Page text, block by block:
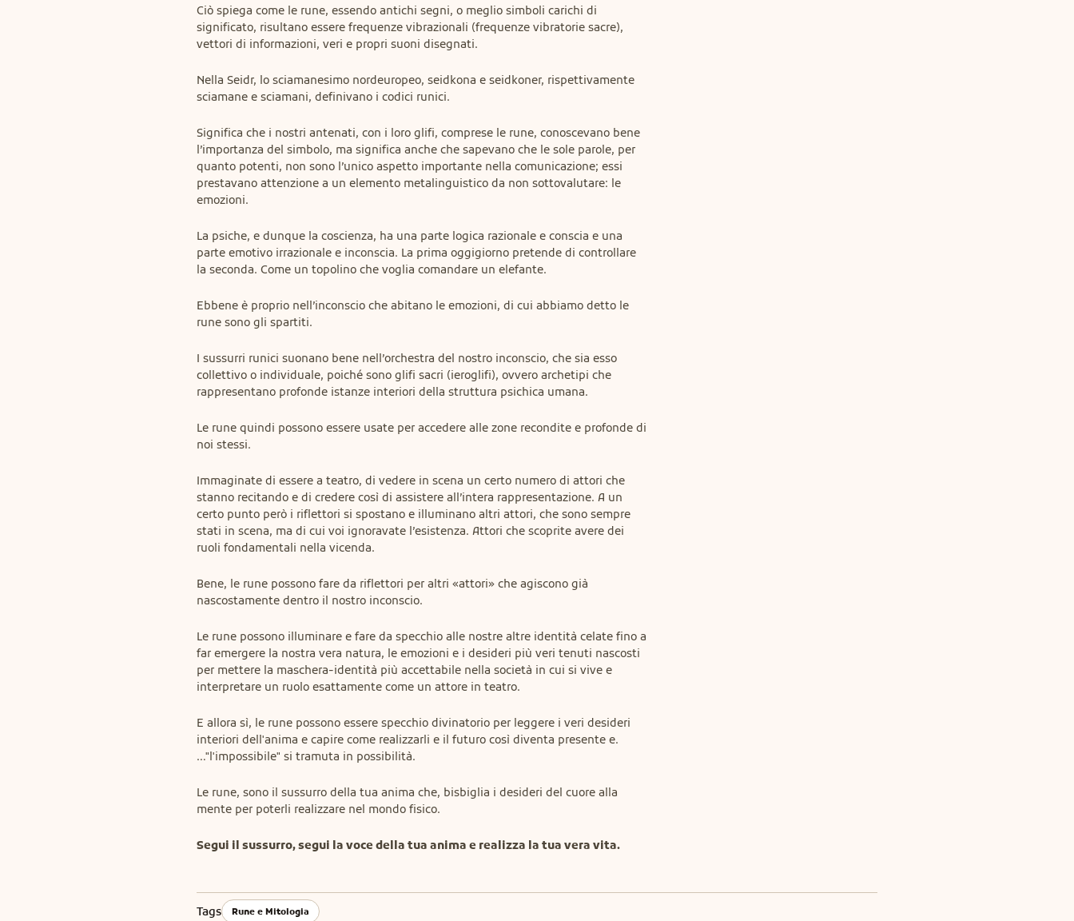
Ciò spiega come le rune, essendo antichi segni, o meglio simboli carichi di
significato, risultano essere frequenze vibrazionali (frequenze vibratorie sacre),
vettori di informazioni, veri e propri suoni disegnati.
Nella Seidr, lo sciamanesimo nordeuropeo, seidkona e seidkoner, rispettivamente
sciamane e sciamani, definivano i codici runici.
Significa che i nostri antenati, con i loro glifi, comprese le rune, conoscevano bene
l’importanza del simbolo, ma significa anche che sapevano che le sole parole, per
quanto potenti, non sono l’unico aspetto importante nella comunicazione; essi
prestavano attenzione a un elemento metalinguistico da non sottovalutare: le
emozioni.
La psiche, e dunque la coscienza, ha una parte logica razionale e conscia e una
parte emotivo irrazionale e inconscia. La prima oggigiorno pretende di controllare
la seconda. Come un topolino che voglia comandare un elefante.
Ebbene è proprio nell’inconscio che abitano le emozioni, di cui abbiamo detto le
rune sono gli spartiti.
I sussurri runici suonano bene nell’orchestra del nostro inconscio, che sia esso
collettivo o individuale, poiché sono glifi sacri (ieroglifi), ovvero archetipi che
rappresentano profonde istanze interiori della struttura psichica umana.
Le rune quindi possono essere usate per accedere alle zone recondite e profonde di
noi stessi.
Immaginate di essere a teatro, di vedere in scena un certo numero di attori che
stanno recitando e di credere così di assistere all’intera rappresentazione. A un
certo punto però i riflettori si spostano e illuminano altri attori, che sono sempre
stati in scena, ma di cui voi ignoravate l’esistenza. Attori che scoprite avere dei
ruoli fondamentali nella vicenda.
Bene, le rune possono fare da riflettori per altri «attori» che agiscono già
nascostamente dentro il nostro inconscio.
Le rune possono illuminare e fare da specchio alle nostre altre identità celate fino a
far emergere la nostra vera natura, le emozioni e i desideri più veri tenuti nascosti
per mettere la maschera-identità più accettabile nella società in cui si vive e
interpretare un ruolo esattamente come un attore in teatro.
E allora sì, le rune possono essere specchio divinatorio per leggere i veri desideri
interiori dell'anima e capire come realizzarli e il futuro così diventa presente e.
…"l'impossibile" si tramuta in possibilità.
Le rune, sono il sussurro della tua anima che, bisbiglia i desideri del cuore alla
mente per poterli realizzare nel mondo fisico.
Segui il sussurro, segui la voce della tua anima e realizza la tua vera vita.
Tags Rune e Mitologia